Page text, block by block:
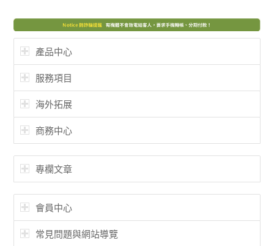
產品中心
服務項目
海外拓展
商務中心
專欄文章
會員中心
常見問題與網站導覽